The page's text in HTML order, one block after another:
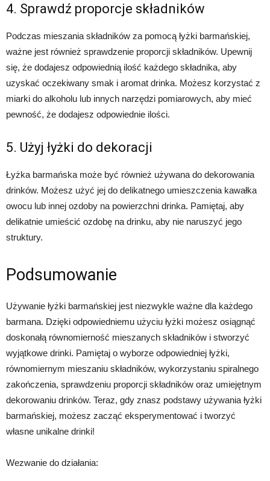
4. Sprawdź proporcje składników
Podczas mieszania składników za pomocą łyżki barmańskiej,
ważne jest również sprawdzenie proporcji składników. Upewnij
się, że dodajesz odpowiednią ilość każdego składnika, aby
uzyskać oczekiwany smak i aromat drinka. Możesz korzystać z
miarki do alkoholu lub innych narzędzi pomiarowych, aby mieć
pewność, że dodajesz odpowiednie ilości.
5. Użyj łyżki do dekoracji
Łyżka barmańska może być również używana do dekorowania
drinków. Możesz użyć jej do delikatnego umieszczenia kawałka
owocu lub innej ozdoby na powierzchni drinka. Pamiętaj, aby
delikatnie umieścić ozdobę na drinku, aby nie naruszyć jego
struktury.
Podsumowanie
Używanie łyżki barmańskiej jest niezwykle ważne dla każdego
barmana. Dzięki odpowiedniemu użyciu łyżki możesz osiągnąć
doskonałą równomierność mieszanych składników i stworzyć
wyjątkowe drinki. Pamiętaj o wyborze odpowiedniej łyżki,
równomiernym mieszaniu składników, wykorzystaniu spiralnego
zakończenia, sprawdzeniu proporcji składników oraz umiejętnym
dekorowaniu drinków. Teraz, gdy znasz podstawy używania łyżki
barmańskiej, możesz zacząć eksperymentować i tworzyć
własne unikalne drinki!
Wezwanie do działania: